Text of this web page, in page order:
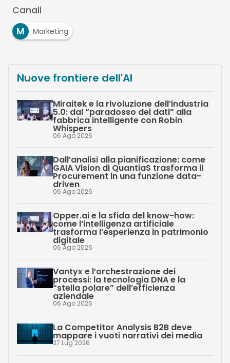
Canali
M
Marketing
Nuove frontiere dell'AI
Miraitek e la rivoluzione dell’industria
5.0: dal “paradosso dei dati” alla
fabbrica intelligente con Robin
Whispers
06 Ago 2026
Dall’analisi alla pianificazione: come
GAIA Vision di QuantiaS trasforma il
Procurement in una funzione data-
driven
06 Ago 2026
Opper.ai e la sfida del know-how:
come l’intelligenza artificiale
trasforma l’esperienza in patrimonio
digitale
06 Ago 2026
Vantyx e l’orchestrazione dei
processi: la tecnologia DNA e la
“stella polare” dell’efficienza
aziendale
06 Ago 2026
La Competitor Analysis B2B deve
mappare i vuoti narrativi dei media
27 Lug 2026